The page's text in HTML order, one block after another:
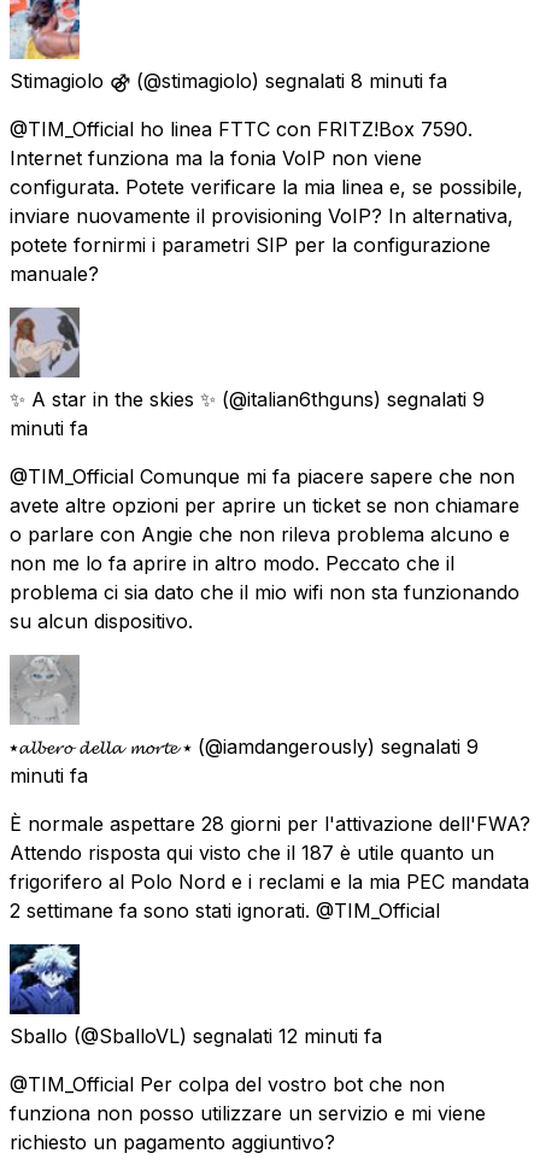
Stimagiolo ⚣ (@stimagiolo) segnalati 8 minuti fa
@TIM_Official ho linea FTTC con FRITZ!Box 7590.
Internet funziona ma la fonia VoIP non viene
configurata. Potete verificare la mia linea e, se possibile,
inviare nuovamente il provisioning VoIP? In alternativa,
potete fornirmi i parametri SIP per la configurazione
manuale?
✨ A star in the skies ✨ (@italian6thguns) segnalati 9
minuti fa
@TIM_Official Comunque mi fa piacere sapere che non
avete altre opzioni per aprire un ticket se non chiamare
o parlare con Angie che non rileva problema alcuno e
non me lo fa aprire in altro modo. Peccato che il
problema ci sia dato che il mio wifi non sta funzionando
su alcun dispositivo.
⭑𝓪𝓵𝓫𝓮𝓻𝓸 𝓭𝓮𝓵𝓵𝓪 𝓶𝓸𝓻𝓽𝓮 ⭑ (@iamdangerously) segnalati 9
minuti fa
È normale aspettare 28 giorni per l'attivazione dell'FWA?
Attendo risposta qui visto che il 187 è utile quanto un
frigorifero al Polo Nord e i reclami e la mia PEC mandata
2 settimane fa sono stati ignorati. @TIM_Official
Sballo (@SballoVL) segnalati 12 minuti fa
@TIM_Official Per colpa del vostro bot che non
funziona non posso utilizzare un servizio e mi viene
richiesto un pagamento aggiuntivo?